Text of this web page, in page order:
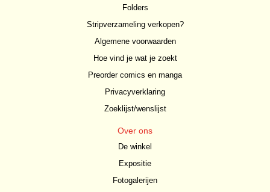
Folders
Stripverzameling verkopen?
Algemene voorwaarden
Hoe vind je wat je zoekt
Preorder comics en manga
Privacyverklaring
Zoeklijst/wenslijst
Over ons
De winkel
Expositie
Fotogalerijen